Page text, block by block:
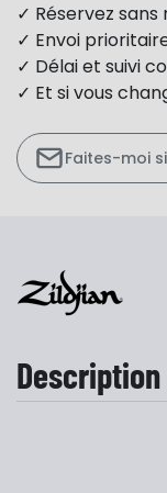
✓ Réservez sans
✓ Envoi
✓ Délai et suivi
✓ Et si vous
Faites-moi